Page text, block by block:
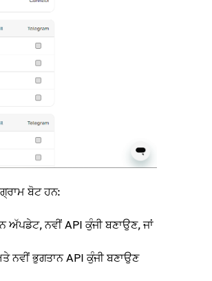
ਬੋਟ ਹਨ:
ਨਵੀਂ API ਕੁੰਜੀ ਬਣਾਉਣ, ਜਾਂ
ਭੁਗਤਾਨ API ਕੁੰਜੀ ਬਣਾਉਣ